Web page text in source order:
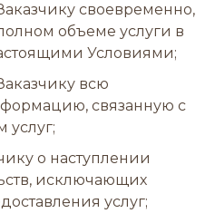
своевременно,
объеме услуги в
Условиями;
всю
связанную с
услуг;
о наступлении
исключающих
услуг;